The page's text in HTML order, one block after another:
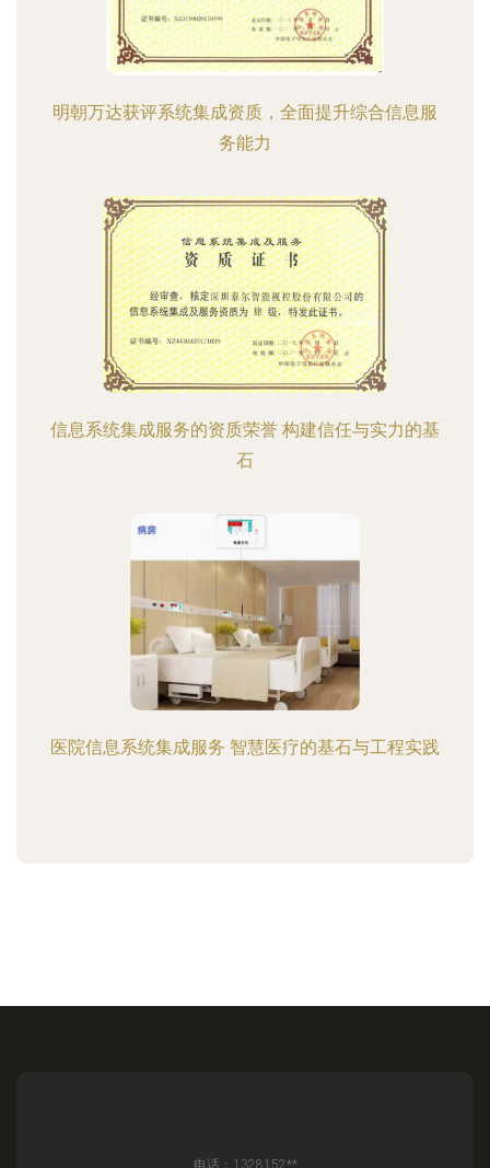
明朝万达获评系统集成资质，全面提升综合信息服
务能力
信息系统集成服务的资质荣誉 构建信任与实力的基
石
医院信息系统集成服务 智慧医疗的基石与工程实践
电话：1328152**